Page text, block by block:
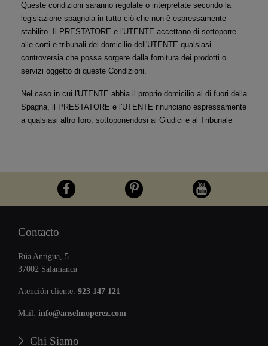
Queste condizioni saranno regolate o interpretate secondo la
legislazione spagnola in tutto ciò che non è espressamente
stabilito. Il PRESTATORE e l'UTENTE accettano di sottoporre
alle corti e tribunali del domicilio dell'UTENTE qualsiasi
controversia che possa sorgere dalla fornitura dei prodotti o
servizi oggetto di queste Condizioni.
Nel caso in cui l'UTENTE abbia il proprio domicilio al di fuori della
Spagna, il PRESTATORE e l'UTENTE rinunciano espressamente
a qualsiasi altro foro, sottoponendosi ai Giudici e al Tribunale
Contacto
Rúa Antigua, 5
37002 Salamanca
Atención cliente: 923 147 121
Mail: info@anselmoperez.com
Chi Siamo